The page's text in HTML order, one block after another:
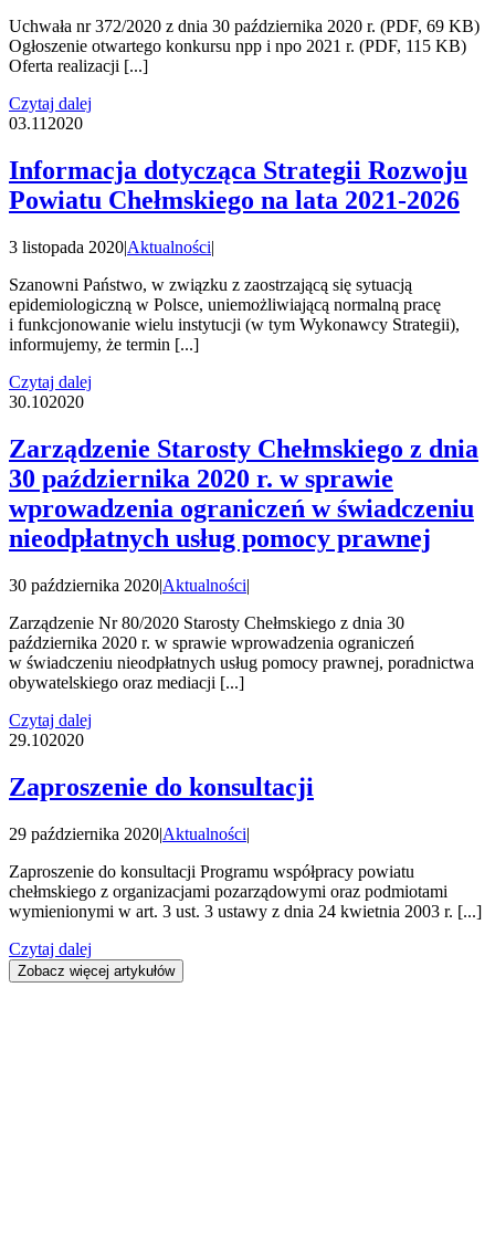
Uchwała nr 372/2020 z dnia 30 października 2020 r. (PDF, 69 KB)
Ogłoszenie otwartego konkursu npp i npo 2021 r. (PDF, 115 KB)
Oferta realizacji [...]
Czytaj dalej
03.11 2020
Informacja dotycząca Strategii Rozwoju
Powiatu Chełmskiego na lata 2021-2026
3 listopada 2020|Aktualności|
Szanowni Państwo, w związku z zaostrzającą się sytuacją
epidemiologiczną w Polsce, uniemożliwiającą normalną pracę
i funkcjonowanie wielu instytucji (w tym Wykonawcy Strategii),
informujemy, że termin [...]
Czytaj dalej
30.102020
Zarządzenie Starosty Chełmskiego z dnia
30 października 2020 r. w sprawie
wprowadzenia ograniczeń w świadczeniu
nieodpłatnych usług pomocy prawnej
30 października 2020|Aktualności|
Zarządzenie Nr 80/2020 Starosty Chełmskiego z dnia 30
października 2020 r. w sprawie wprowadzenia ograniczeń
w świadczeniu nieodpłatnych usług pomocy prawnej, poradnictwa
obywatelskiego oraz mediacji [...]
Czytaj dalej
29.102020
Zaproszenie do konsultacji
29 października 2020|Aktualności|
Zaproszenie do konsultacji Programu współpracy powiatu
chełmskiego z organizacjami pozarządowymi oraz podmiotami
wymienionymi w art. 3 ust. 3 ustawy z dnia 24 kwietnia 2003 r. [...]
Czytaj dalej
Zobacz więcej artykułów